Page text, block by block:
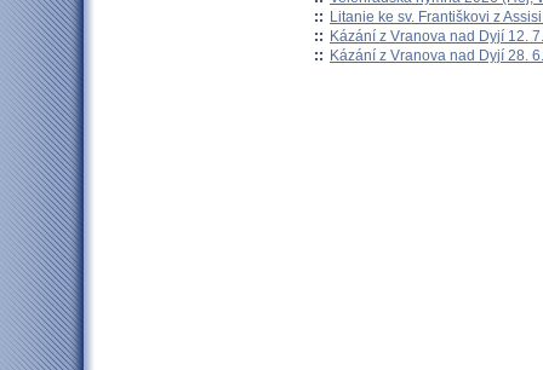
:: Litanie ke sv. Františkovi z
:: Kázání z Vranova nad Dyjí 12.
:: Kázání z Vranova nad Dyjí 28.